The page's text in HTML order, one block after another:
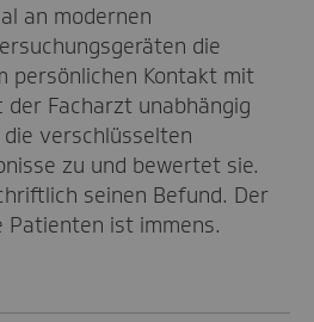
an modernen
die
persönlichen Kontakt mit
Facharzt unabhängig
verschlüsselten
zu und bewertet sie.
seinen Befund. Der
ist immens.